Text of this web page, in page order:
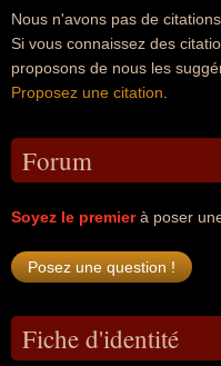
Nous n'avons pas de
Si vous connaissez des
proposons de nous les
Proposez une citation
Forum
Soyez le premierà poser
Fiche d'identité